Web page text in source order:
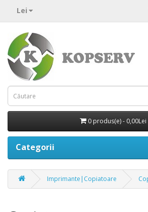
Lei
0 produs(e) - 0,00Lei
Categorii
Imprimante|Copiatoare